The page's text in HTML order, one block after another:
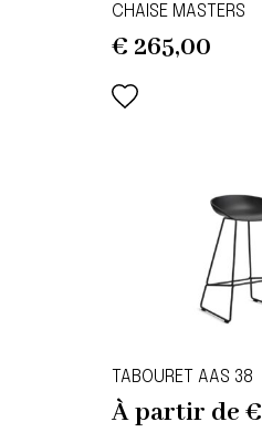
CHAISE MASTERS
€ 265,00
TABOURET AAS 38
À partir de€